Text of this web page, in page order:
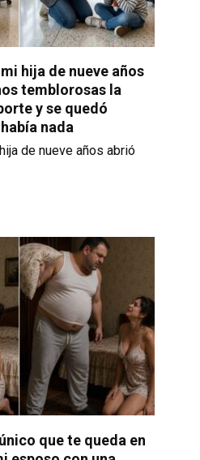
hija de nueve años
temblorosas la
y se quedó
nada
de nueve años abrió
que te queda en